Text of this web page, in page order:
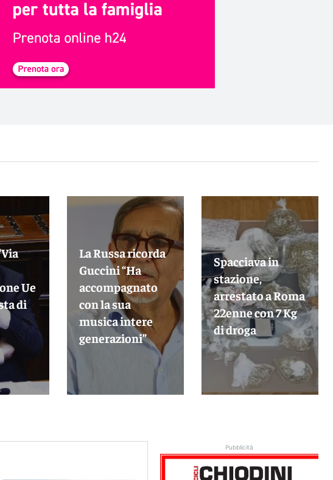
Ue
di
La Russa ricorda
Guccini “Ha
accompagnato
con la sua
musica intere
generazioni”
Spacciava in
stazione,
arrestato a Roma
22enne con 7 Kg
di droga
Pubblicità